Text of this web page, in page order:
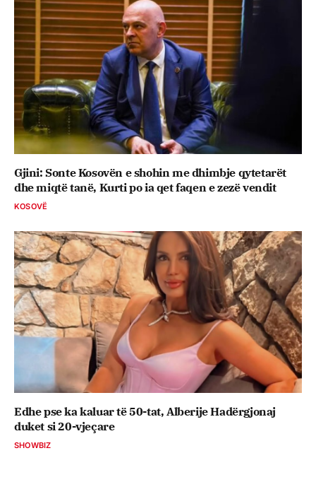
Gjini: Sonte Kosovën e shohin me dhimbje qytetarët
dhe miqtë tanë, Kurti po ia qet faqen e zezë vendit
KOSOVË
Edhe pse ka kaluar të 50-tat, Alberije Hadërgjonaj
duket si 20-vjeçare
SHOWBIZ